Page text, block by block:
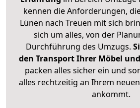
kennen die Anforderungen,
Lünen nach Treuen mit sich
sich um alles, von der
Durchführung des Umzugs.
den Transport Ihrer Möbel
packen alles sicher ein und
alles rechtzeitig an Ihrem
ankommt.